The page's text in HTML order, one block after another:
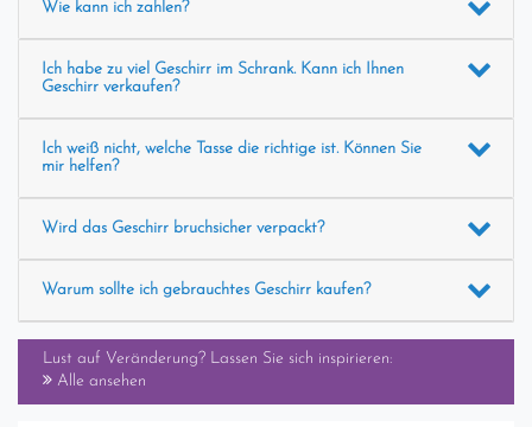
Wie kann ich zahlen?
Ich habe zu viel Geschirr im Schrank. Kann ich Ihnen
Geschirr verkaufen?
Ich weiß nicht, welche Tasse die richtige ist. Können Sie
mir helfen?
Wird das Geschirr bruchsicher verpackt?
Warum sollte ich gebrauchtes Geschirr kaufen?
Lust auf Veränderung? Lassen Sie sich inspirieren:
Alle ansehen